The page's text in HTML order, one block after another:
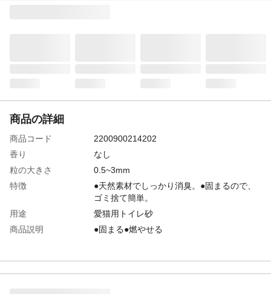
商品の詳細
商品コード
2200900214202
香り
なし
粒の大きさ
0.5~3mm
特徴
●天然素材でしっかり消臭。●固まるので、
ゴミ捨て簡単。
用途
愛猫用トイレ砂
商品説明
●固まる●燃やせる
使用方法
●トイレ容器に本製品を5~6cm程度の深さに